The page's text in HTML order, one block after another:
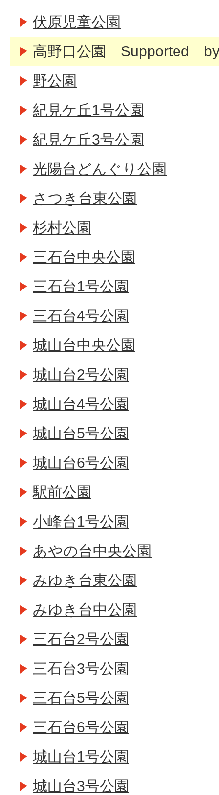
伏原児童公園
高野口公園 Supported by
野公園
紀見ケ丘1号公園
紀見ケ丘3号公園
光陽台どんぐり公園
さつき台東公園
杉村公園
三石台中央公園
三石台1号公園
三石台4号公園
城山台中央公園
城山台2号公園
城山台4号公園
城山台5号公園
城山台6号公園
駅前公園
小峰台1号公園
あやの台中央公園
みゆき台東公園
みゆき台中公園
三石台2号公園
三石台3号公園
三石台5号公園
三石台6号公園
城山台1号公園
城山台3号公園